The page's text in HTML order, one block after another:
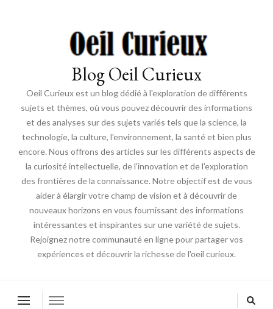
Blog Oeil Curieux
Oeil Curieux est un blog dédié à l'exploration de différents
sujets et thèmes, où vous pouvez découvrir des informations
et des analyses sur des sujets variés tels que la science, la
technologie, la culture, l'environnement, la santé et bien plus
encore. Nous offrons des articles sur les différents aspects de
la curiosité intellectuelle, de l'innovation et de l'exploration
des frontières de la connaissance. Notre objectif est de vous
aider à élargir votre champ de vision et à découvrir de
nouveaux horizons en vous fournissant des informations
intéressantes et inspirantes sur une variété de sujets.
Rejoignez notre communauté en ligne pour partager vos
expériences et découvrir la richesse de l'oeil curieux.